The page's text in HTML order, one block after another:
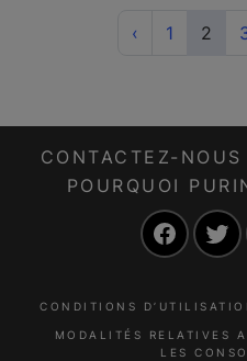
‹ Previous
1 2
CONTACTEZ-NOUS
POURQUOI
CONDITIONS
MODALITÉS RELATIVES
LES